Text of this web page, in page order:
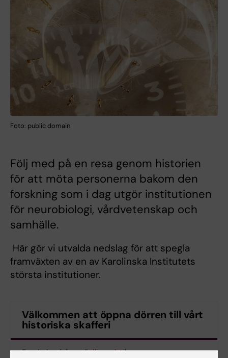
Foto: public domain
Följ med på en resa genom historien
för att möta personerna bakom den
forskning som i dag utgör institutionen
för neurobiologi, vårdvetenskap och
samhälle.
Här gör vi utvalda nedslag för att spegla
framväxten av en av Karolinska Institutets
största institutioner.
Välkommen att öppna dörren till vårt
historiska skafferi
Forskning från cell till samhälle